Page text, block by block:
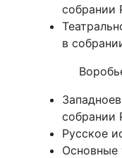
в
собрании
Русское
Основные